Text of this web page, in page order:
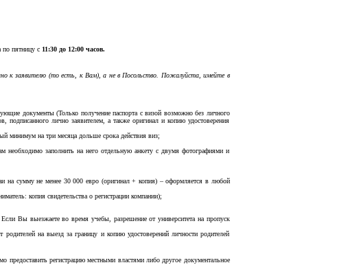
по пятницу с 11:30 до 12:00 часов.
к заявителю (то есть, к Вам), а не в Посольство. Пожалуйста, имейте в
документы (Только получение паспорта с визой возможно без личного
подписанного лично заявителем, а также оригинал и копию удостоверения
минимум на три месяца дольше срока действия виз;
заполнить на него отдельную анкету с двумя фотографиями и
на сумму не менее 30 000 евро (оригинал + копия) – оформляется в любой
копия свидетельства о регистрации компании);
Вы выезжаете во время учебы, разрешение от университета на пропуск
на выезд за границу и копию удостоверений личности родителей
предоставить регистрацию местными властями либо другое документальное